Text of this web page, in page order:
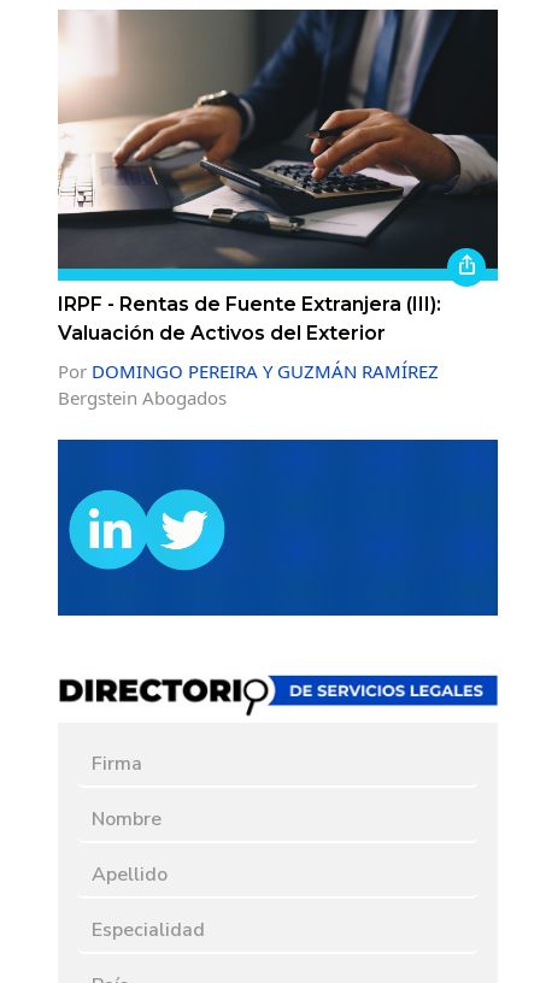
IRPF - Rentas de Fuente Extranjera (III):
Valuación de Activos del Exterior
Por DOMINGO PEREIRA Y GUZMÁN RAMÍREZ
Bergstein Abogados